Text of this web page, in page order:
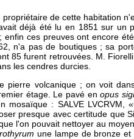
propriétaire de cette habitation
déjà été lu en 1851 sur un
ces preuves ont encore
n'a pas de boutiques ; sa
85 furent retrouvées. M.
les cendres durcies.
pierre volcanique ; on voit
étage. Le pavé enopus
mosaïque : SALVE LVCRVM,
presque avec certitude que
l'on pouvait nettoyer au
une lampe de bronze